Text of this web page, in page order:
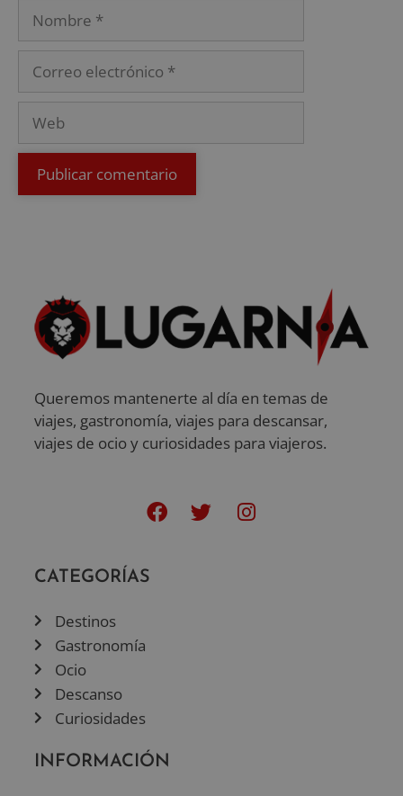
Queremos mantenerte al día en temas de
viajes, gastronomía, viajes para descansar,
viajes de ocio y curiosidades para viajeros.
CATEGORÍAS
Destinos
Gastronomía
Ocio
Descanso
Curiosidades
INFORMACIÓN